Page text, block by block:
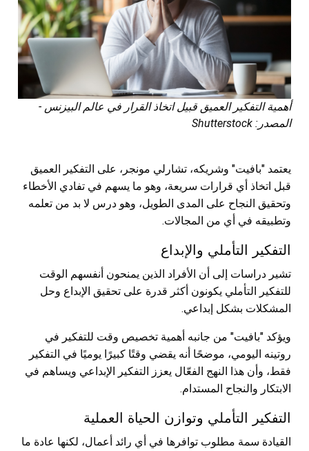
أهمية التفكير العميق قبيل اتخاذ القرار في عالم البيزنس -
المصدر: Shutterstock
يعتمد "بافيت" وشريكه، تشارلي مونجر، على التفكير العميق
قبل اتخاذ أي قرارات سريعة، وهو ما يسهم في تفادي الأخطاء
وتحقيق النجاح على المدى الطويل، وهو درس لا بد من تعلمه
وتطبيقه في أي من المجالات.
التفكير التأملي والإبداع
تشير دراسات إلى أن الأفراد الذين يمنحون أنفسهم الوقت
للتفكير التأملي يكونون أكثر قدرة على تحقيق الإبداع وحل
المشكلات بشكل إبداعي.
ويؤكد "بافيت" من جانبه أهمية تخصيص وقت للتفكير في
روتينه اليومي، موضحًا أنه يقضي وقتًا كبيرًا يوميًا في التفكير
فقط، وأن هذا النهج الفعّال يعزز التفكير الإبداعي ويساهم في
الابتكار والنجاح المستدام.
التفكير التأملي وتوازن الحياة العملية
القيادة سمة مطلوب توافرها في أي رائد أعمال، لكنها عادة ما